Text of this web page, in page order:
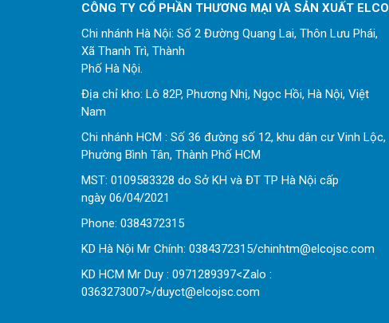
CÔNG TY CỔ PHẦN THƯƠNG MẠI VÀ SẢN XUẤT ELCO
Chi nhánh Hà Nội: Số 2 Đường Quang Lai, Thôn Lưu Phái,
Xã Thanh Trì, Thành
Phố Hà Nội.
Địa chỉ kho: Lô 82P, Phương Nhị, Ngọc Hồi, Hà Nội, Việt
Nam
Chi nhánh HCM : Số 36 đường số 12, khu dân cư Vinh Lộc,
Phường Bình Tân, Thành Phố HCM
MST: 0109583328 do Sở KH và ĐT TP Hà Nội cấp
ngày 06/04/2021
Phone: 0384372315
KD Hà Nội Mr Chính: 0384372315/chinhtm@elcojsc.com
KD HCM Mr Duy : 0971289397<Zalo :
0363273007>/duyct@elcojsc.com